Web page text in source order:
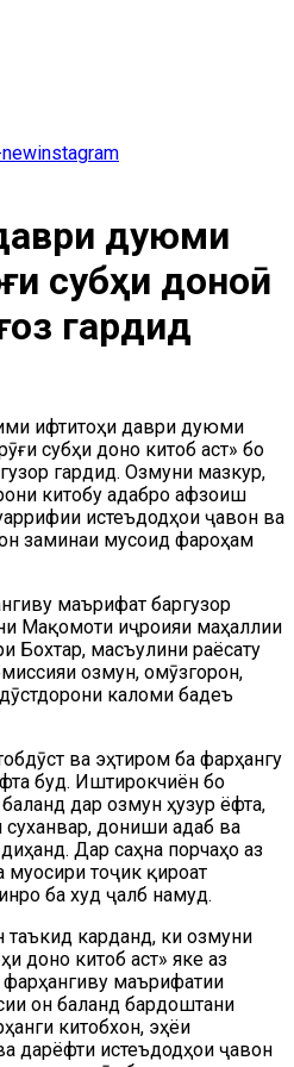
instagram
дуюми
субҳи доноӣ
гардид
ифтитоҳи даври дуюми
субҳи доноӣ китоб аст» бо
гардид. Озмуни мазкур,
китобу адабро афзоиш
истеъдодҳои ҷавон ва
заминаи мусоид фароҳам
маърифатӣ баргузор
Мақомоти иҷроияи маҳаллии
Бохтар, масъулини раёсату
озмун, омӯзгорон,
каломи бадеъ
ва эҳтиром ба фарҳангу
буд. Иштирокчиён бо
дар озмун ҳузур ёфта,
дониши адабӣ ва
Дар саҳна порчаҳо аз
муосири тоҷик қироат
ба худ ҷалб намуд.
таъкид карданд, ки озмуни
доноӣ китоб аст» яке аз
маърифатии
он баланд бардоштани
китобхонӣ, эҳёи
дарёфти истеъдодҳои ҷавон